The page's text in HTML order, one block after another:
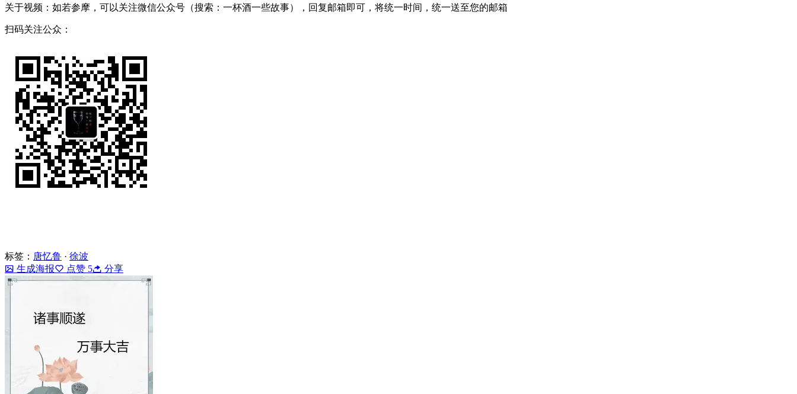
关于视频：如若参摩，可以关注微信公众号（搜索：一杯酒一些故事），回复邮箱即可，将统一时间，统一送至您的邮箱
扫码关注公众：
标签： 唐忆鲁 · 徐波
生成海报
点赞 5 分享